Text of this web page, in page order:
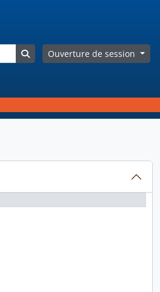
Search in browse page
Ouverture de session